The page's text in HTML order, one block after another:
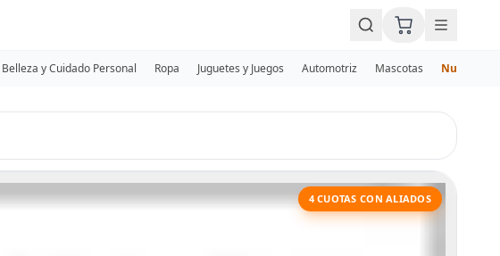
Belleza y Cuidado Personal Ropa Juguetes y Juegos Automotriz Mascotas Nuevos
4 CUOTAS CON ALIADOS